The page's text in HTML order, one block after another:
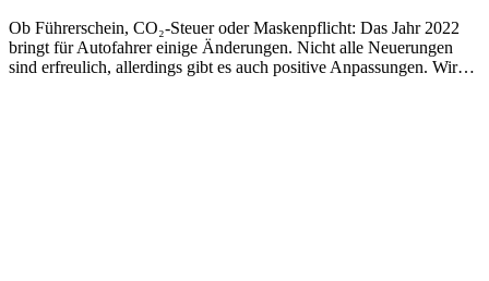
Ob Führerschein, CO₂-Steuer oder Maskenpflicht: Das Jahr 2022
bringt für Autofahrer einige Änderungen. Nicht alle Neuerungen
sind erfreulich, allerdings gibt es auch positive Anpassungen. Wir…